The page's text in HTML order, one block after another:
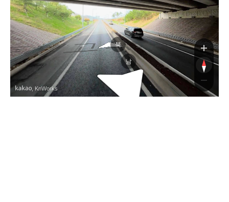
고속도로
북
남
, KnWorks